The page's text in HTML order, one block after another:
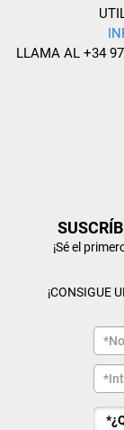
LLAMA AL +34
¡Sé el
¡CONSIGUE